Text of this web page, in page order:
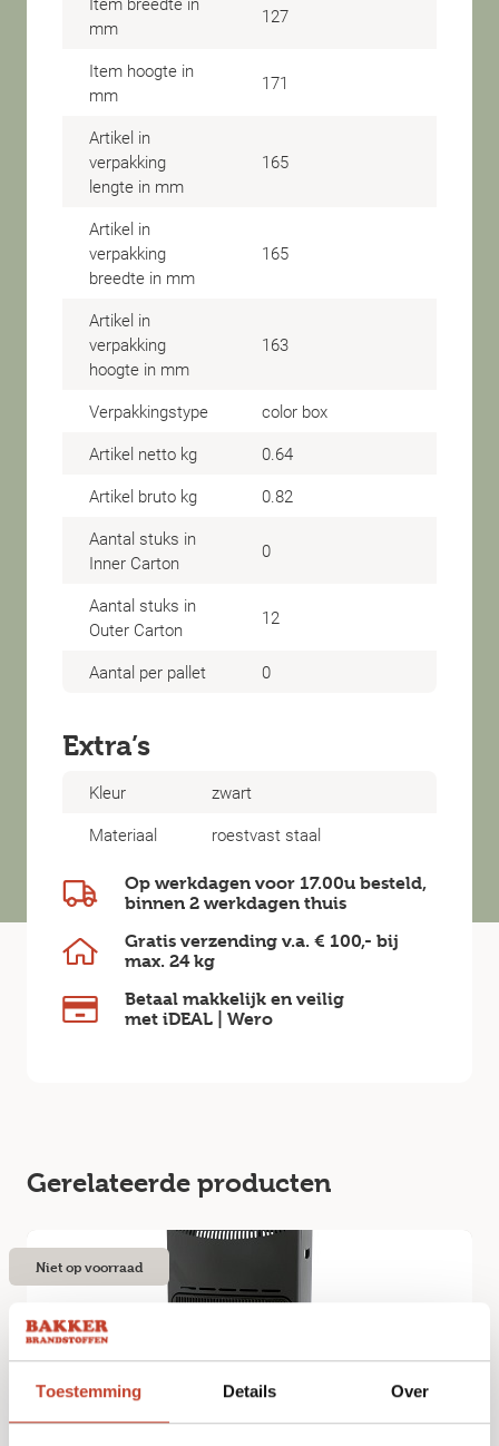
Toestemming Details Over
mm
127
Item hoogte in
mm
171
Artikel in
verpakking
lengte in mm
165
Artikel in
verpakking
breedte in mm
165
Artikel in
verpakking
hoogte in mm
163
Verpakkingstype
color box
Artikel netto kg
0.64
Artikel bruto kg
0.82
Aantal stuks in
Inner Carton
0
Aantal stuks in
Outer Carton
12
Aantal per pallet 0
Extra’s
Kleur
zwart
Materiaal
roestvast staal
Op werkdagen voor 17.00u besteld,
binnen 2 werkdagen thuis
Gratis verzending v.a. € 100,- bij
max. 24 kg
Betaal makkelijk en veilig
met iDEAL | Wero
Gerelateerde producten
Niet op voorraad